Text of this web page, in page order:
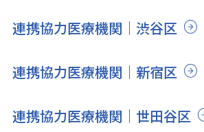
連携協力医療機関｜渋谷区
連携協力医療機関｜新宿区
連携協力医療機関｜世田谷区